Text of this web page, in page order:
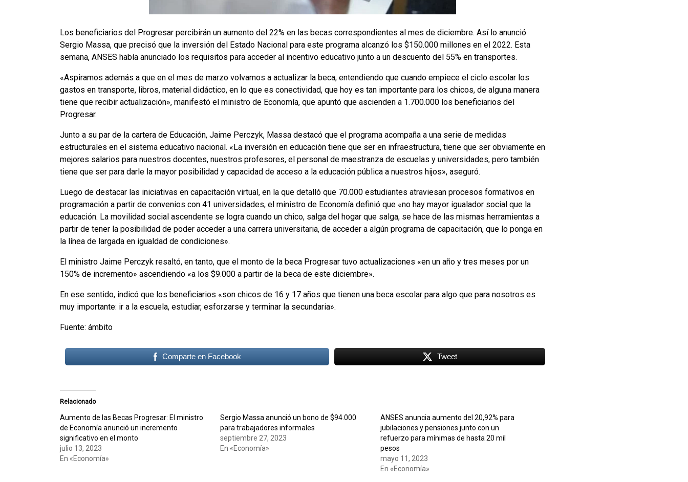
Los beneficiarios del Progresar percibirán un aumento del 22% en las becas correspondientes al mes de diciembre. Así lo anunció
Sergio Massa, que precisó que la inversión del Estado Nacional para este programa alcanzó los $150.000 millones en el 2022. Esta
semana, ANSES había anunciado los requisitos para acceder al incentivo educativo junto a un descuento del 55% en transportes.
«Aspiramos además a que en el mes de marzo volvamos a actualizar la beca, entendiendo que cuando empiece el ciclo escolar los
gastos en transporte, libros, material didáctico, en lo que es conectividad, que hoy es tan importante para los chicos, de alguna manera
tiene que recibir actualización», manifestó el ministro de Economía, que apuntó que ascienden a 1.700.000 los beneficiarios del
Progresar.
Junto a su par de la cartera de Educación, Jaime Perczyk, Massa destacó que el programa acompaña a una serie de medidas
estructurales en el sistema educativo nacional. «La inversión en educación tiene que ser en infraestructura, tiene que ser obviamente en
mejores salarios para nuestros docentes, nuestros profesores, el personal de maestranza de escuelas y universidades, pero también
tiene que ser para darle la mayor posibilidad y capacidad de acceso a la educación pública a nuestros hijos», aseguró.
Luego de destacar las iniciativas en capacitación virtual, en la que detalló que 70.000 estudiantes atraviesan procesos formativos en
programación a partir de convenios con 41 universidades, el ministro de Economía definió que «no hay mayor igualador social que la
educación. La movilidad social ascendente se logra cuando un chico, salga del hogar que salga, se hace de las mismas herramientas a
partir de tener la posibilidad de poder acceder a una carrera universitaria, de acceder a algún programa de capacitación, que lo ponga en
la línea de largada en igualdad de condiciones».
El ministro Jaime Perczyk resaltó, en tanto, que el monto de la beca Progresar tuvo actualizaciones «en un año y tres meses por un
150% de incremento» ascendiendo «a los $9.000 a partir de la beca de este diciembre».
En ese sentido, indicó que los beneficiarios «son chicos de 16 y 17 años que tienen una beca escolar para algo que para nosotros es
muy importante: ir a la escuela, estudiar, esforzarse y terminar la secundaria».
Fuente: ámbito
Comparte en Facebook Tweet
Relacionado
Aumento de las Becas Progresar: El ministro
de Economía anunció un incremento
significativo en el monto
julio 13, 2023
En «Economía»
Sergio Massa anunció un bono de $94.000
para trabajadores informales
septiembre 27, 2023
En «Economía»
ANSES anuncia aumento del 20,92% para
jubilaciones y pensiones junto con un
refuerzo para mínimas de hasta 20 mil
pesos
mayo 11, 2023
En «Economía»